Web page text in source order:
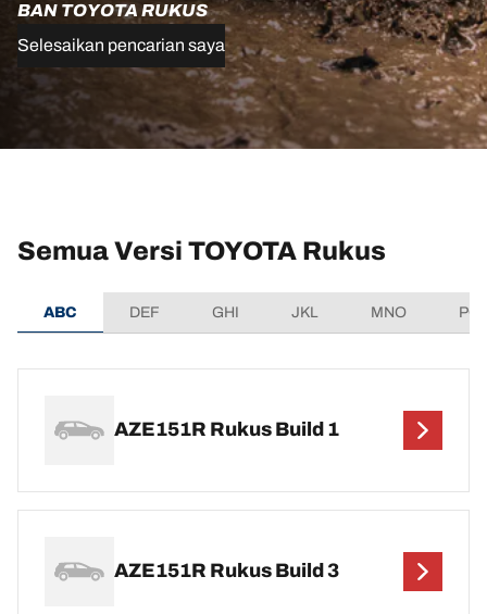
BAN TOYOTA RUKUS
Selesaikan pencarian saya
Semua Versi TOYOTA Rukus
ABC DEF GHI JKL MNO
AZE151R Rukus Build 1
AZE151R Rukus Build 3